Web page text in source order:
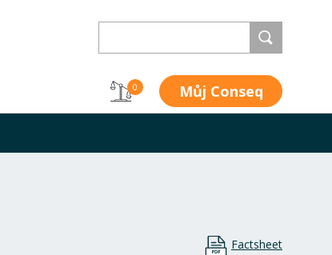
0 Můj Conseq
Factsheet